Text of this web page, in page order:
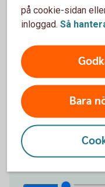
Det är aldrig
Belopp per månad
100 kr
på cookie-sidan
inloggad. Så
Bara